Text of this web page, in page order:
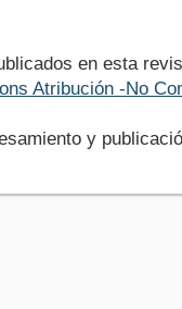
en esta
Atribución -No
y